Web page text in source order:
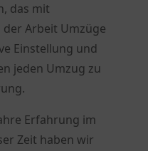
das mit
der Arbeit Umzüge
Einstellung und
jeden Umzug zu
Erfahrung im
Zeit haben wir